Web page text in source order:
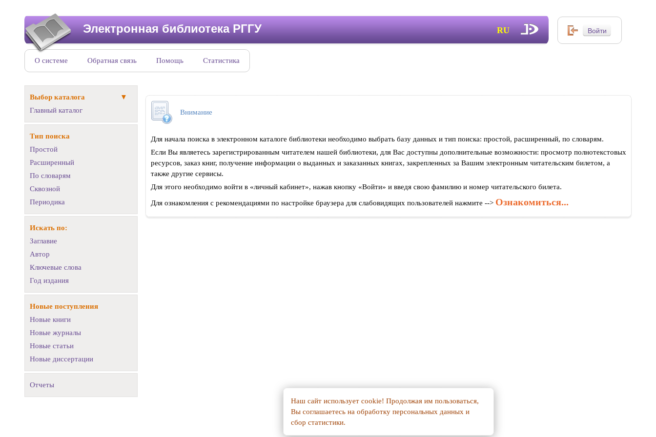
Электронная библиотека РГГУ RU
О системе Обратная связь Помощь Статистика
Выбор каталога
Главный каталог
Тип поиска
Простой
Расширенный
По словарям
Сквозной
Периодика
Искать по:
Заглавие
Автор
Ключевые слова
Год издания
Новые поступления
Новые книги
Новые журналы
Новые статьи
Новые диссертации
Отчеты
Внимание
Для начала поиска в электронном каталоге библиотеки необходимо выбрать базу данных и тип поиска: простой, расширенный, по словарям.
Если Вы являетесь зарегистрированным читателем нашей библиотеки, для Вас доступны дополнительные возможности: просмотр полнотекстовых
ресурсов, заказ книг, получение информации о выданных и заказанных книгах, закрепленных за Вашим электронным читательским билетом, а
также другие сервисы.
Для этого необходимо войти в «личный кабинет», нажав кнопку «Войти» и введя свою фамилию и номер читательского билета.
Для ознакомления с рекомендациями по настройке браузера для слабовидящих пользователей нажмите --> Ознакомиться...
Наш сайт использует cookie! Продолжая им пользоваться,
Вы соглашаетесь на обработку персональных данных и
сбор статистики.